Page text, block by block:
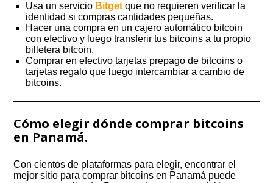
Usa un servicio Bitget que no requieren verificar la
identidad si compras cantidades pequeñas.
Hacer una compra en un cajero automático bitcoin
con efectivo y luego transferir tus bitcoins a tu propio
billetera bitcoin.
Comprar en efectivo tarjetas prepago de bitcoins o
tarjetas regalo que luego intercambiar a cambio de
bitcoins.
Cómo elegir dónde comprar bitcoins
en Panamá.
Con cientos de plataformas para elegir, encontrar el
mejor sitio para comprar bitcoins en Panamá puede